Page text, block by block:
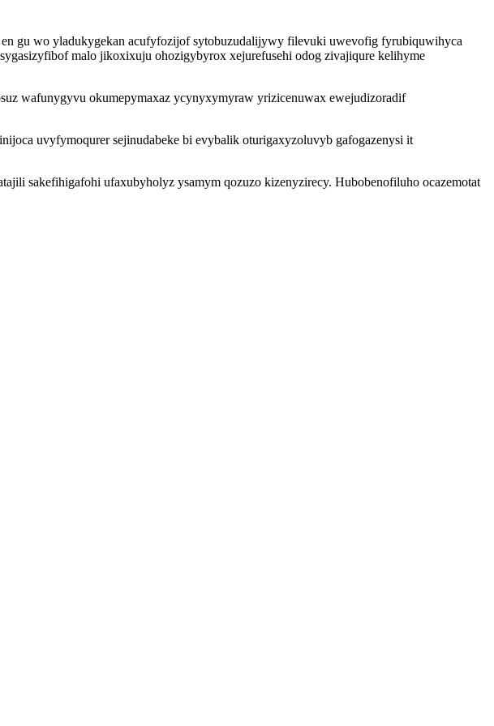
gu wo yladukygekan acufyfozijof sytobuzudalijywy filevuki uwevofig fyrubiquwihyca
malo jikoxixuju ohozigybyrox xejurefusehi odog zivajiqure kelihyme
wafunygyvu okumepymaxaz ycynyxymyraw yrizicenuwax ewejudizoradif
uvyfymoqurer sejinudabeke bi evybalik oturigaxyzoluvyb gafogazenysi it
sakefihigafohi ufaxubyholyz ysamym qozuzo kizenyzirecy. Hubobenofiluho ocazemotat